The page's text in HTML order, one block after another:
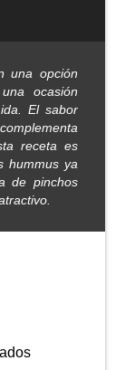
una opción
ocasión
El sabor
receta es
hummus ya
de pinchos